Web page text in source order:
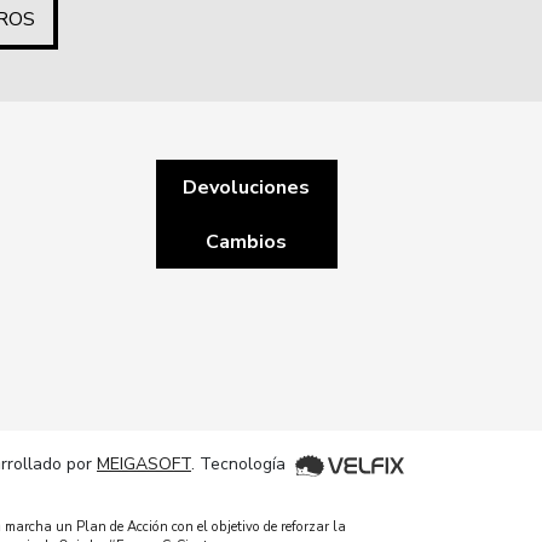
Devoluciones
Cambios
por MEIGASOFT. Tecnología
un Plan de Acción con el objetivo de reforzar la